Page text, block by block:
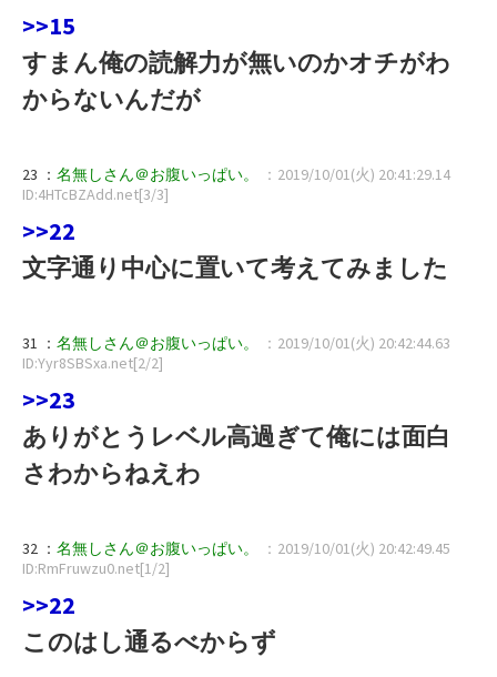
>>15
すまん俺の読解力が無いのかオチがわ
からないんだが
23 ： 名無しさん＠お腹いっぱい。
：2019/10/01(火) 20:41:29.14
ID:4HTcBZAdd.net[3/3]
>>22
文字通り中心に置いて考えてみました
31 ： 名無しさん＠お腹いっぱい。
：2019/10/01(火) 20:42:44.63
ID:Yyr8SBSxa.net[2/2]
>>23
ありがとうレベル高過ぎて俺には面白
さわからねえわ
32 ： 名無しさん＠お腹いっぱい。
：2019/10/01(火) 20:42:49.45
ID:RmFruwzu0.net[1/2]
>>22
このはし通るべからず